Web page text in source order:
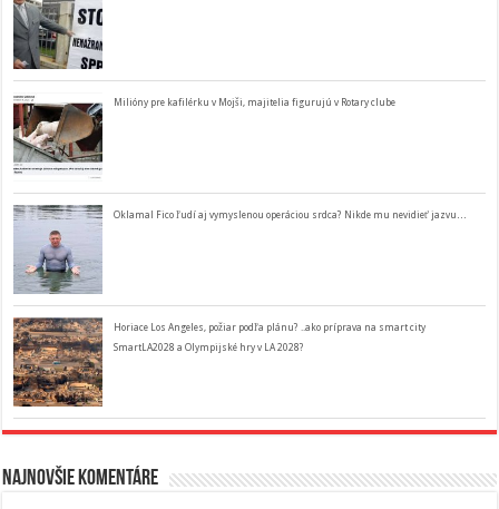
Milióny pre kafilérku v Mojši, majitelia figurujú v Rotary clube
Oklamal Fico ľudí aj vymyslenou operáciou srdca? Nikde mu nevidieť jazvu…
Horiace Los Angeles, požiar podľa plánu? ..ako príprava na smart city
SmartLA2028 a Olympijské hry v LA 2028?
Najnovšie komentáre